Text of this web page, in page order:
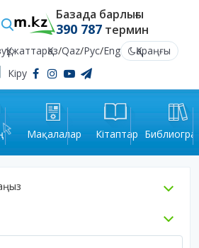
Базада барлығы
390 787термин
ҚұжаттарҚаз/Qaz/Рус/Eng
Қараңғы
Кіру
Мақалалар Кітаптар